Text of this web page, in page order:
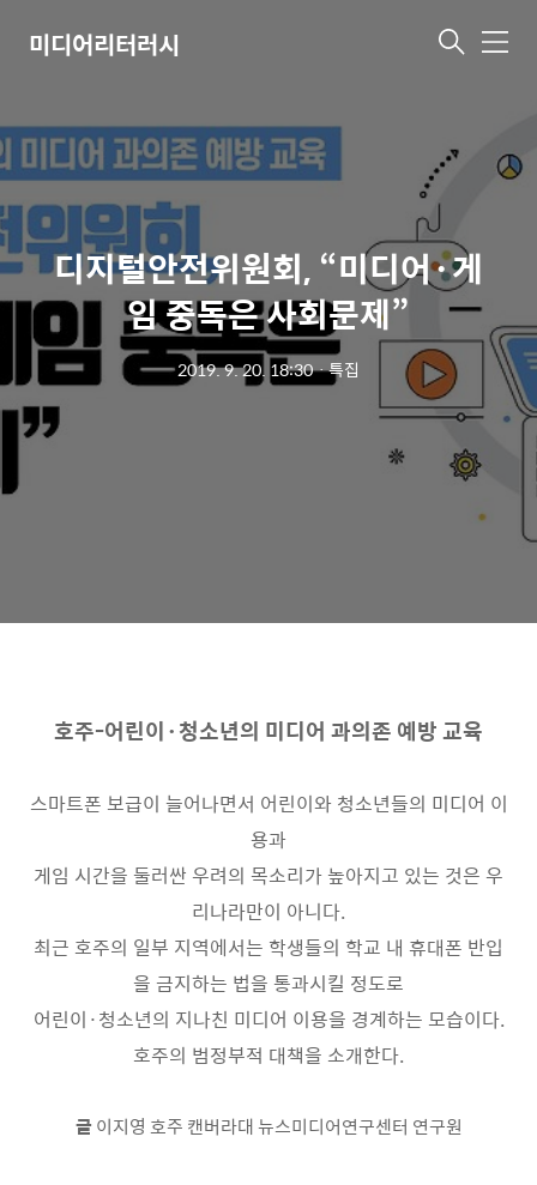
미디어리터러시 메
디지털안전위원회, “미디어·게
임 중독은 사회문제”
2019. 9. 20. 18:30ㆍ특집
호주-어린이·청소년의 미디어 과의존 예방 교육
스마트폰 보급이 늘어나면서 어린이와 청소년들의 미디어 이
용과
게임 시간을 둘러싼 우려의 목소리가 높아지고 있는 것은 우
리나라만이 아니다.
최근 호주의 일부 지역에서는 학생들의 학교 내 휴대폰 반입
을 금지하는 법을 통과시킬 정도로
어린이 ·청소년의 지나친 미디어 이용을 경계하는 모습이다.
호주의 범정부적 대책을 소개한다.
글이지영 호주 캔버라대 뉴스미디어연구센터 연구원